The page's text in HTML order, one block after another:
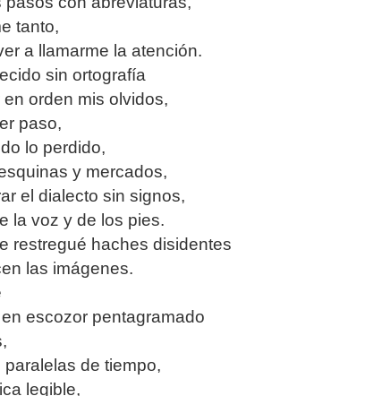
tanto,
a llamarme la atención.
sin ortografía
orden mis olvidos,
paso,
lo perdido,
y mercados,
el dialecto sin signos,
la voz y de los pies.
restregué haches disidentes
las imágenes.
escozor pentagramado
de tiempo,
legible,